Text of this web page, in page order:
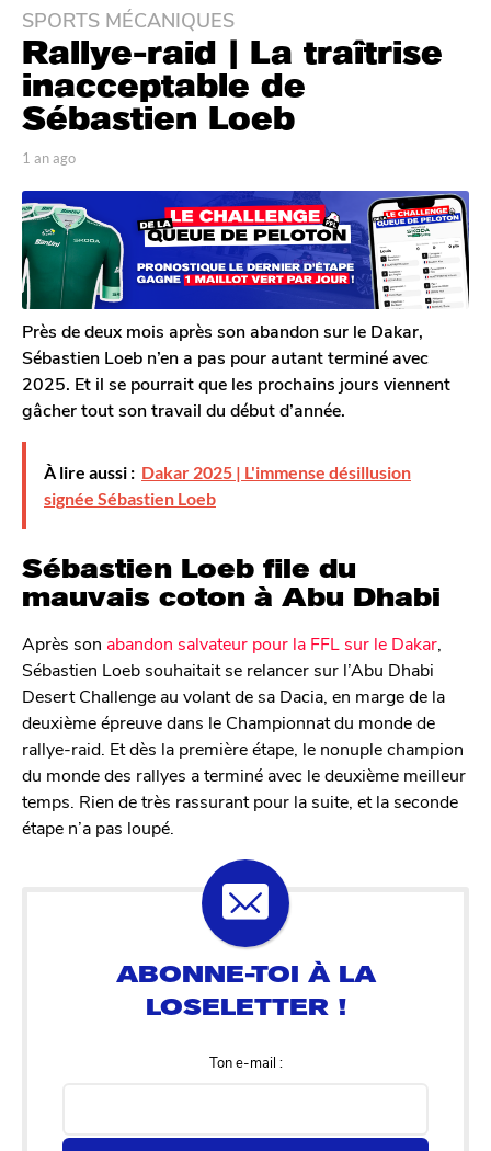
1
a
n
a
g
o
a
n
a
g
o
SPORTS MÉCANIQUES
Rallye-raid | La traîtrise
inacceptable de
Sébastien Loeb
p
r
T
o
m
G
a
l
e
r
o
n
1 an ago
a
g
Près de deux mois après son abandon sur le Dakar,
Sébastien Loeb n’en a pas pour autant terminé avec
2025. Et il se pourrait que les prochains jours viennent
gâcher tout son travail du début d’année.
À lire aussi : Dakar 2025 | L'immense désillusion
signée Sébastien Loeb
Sébastien Loeb file du
mauvais coton à Abu Dhabi
Après son abandon salvateur pour la FFL sur le Dakar,
Sébastien Loeb souhaitait se relancer sur l’Abu Dhabi
Desert Challenge au volant de sa Dacia, en marge de la
deuxième épreuve dans le Championnat du monde de
rallye-raid. Et dès la première étape, le nonuple champion
du monde des rallyes a terminé avec le deuxième meilleur
temps. Rien de très rassurant pour la suite, et la seconde
étape n’a pas loupé.
Ton e-mail :